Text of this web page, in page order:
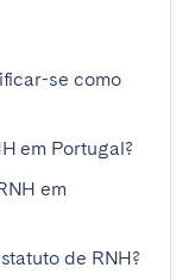
se como
em Portugal?
em
de RNH?